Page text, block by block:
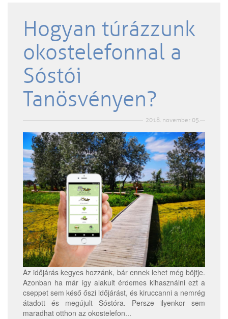
Hogyan túrázzunk
okostelefonnal a
Sóstói
Tanösvényen?
2018. november 05.
Az időjárás kegyes hozzánk, bár ennek lehet még böjtje.
Azonban ha már így alakult érdemes kihasználni ezt a
cseppet sem késő őszi időjárást, és kiruccanni a nemrég
átadott és megújult Sóstóra. Persze ilyenkor sem
maradhat otthon az okostelefon...